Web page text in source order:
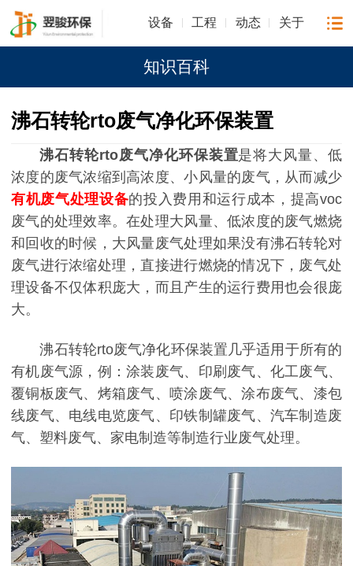
设备 工程 动态 关于
知识百科
沸石转轮rto废气净化环保装置
沸石转轮rto废气净化环保装置是将大风量、低
浓度的废气浓缩到高浓度、小风量的废气，从而减少
有机废气处理设备的投入费用和运行成本，提高voc
废气的处理效率。在处理大风量、低浓度的废气燃烧
和回收的时候，大风量废气处理如果没有沸石转轮对
废气进行浓缩处理，直接进行燃烧的情况下，废气处
理设备不仅体积庞大，而且产生的运行费用也会很庞
大。
沸石转轮rto废气净化环保装置几乎适用于所有的
有机废气源，例：涂装废气、印刷废气、化工废气、
覆铜板废气、烤箱废气、喷涂废气、涂布废气、漆包
线废气、电线电览废气、印铁制罐废气、汽车制造废
气、塑料废气、家电制造等制造行业废气处理。